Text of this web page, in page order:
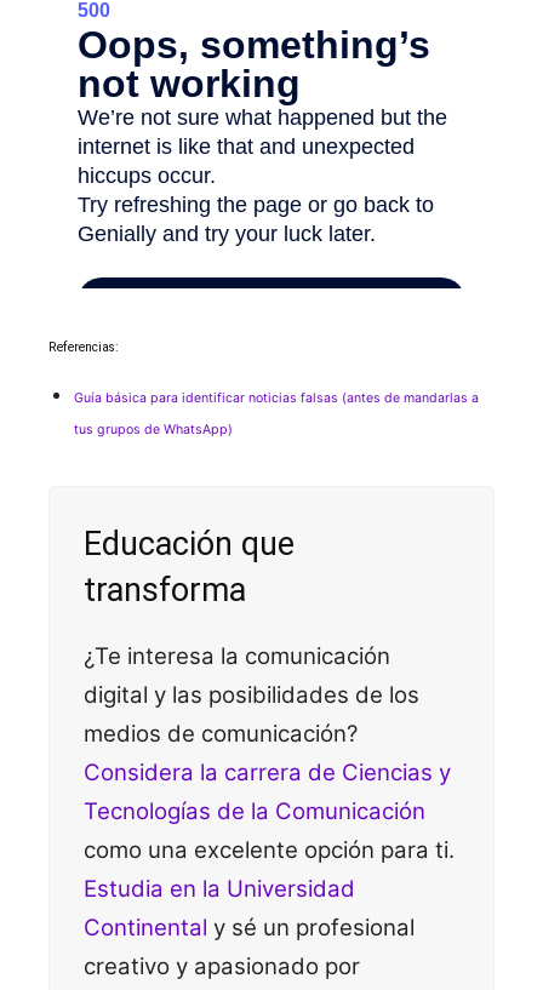
Referencias:
Guía básica para identificar noticias falsas (antes de mandarlas a
tus grupos de WhatsApp)
Educación que
transforma
¿Te interesa la comunicación
digital y las posibilidades de los
medios de comunicación?
Considera la carrera de Ciencias y
Tecnologías de la Comunicación
como una excelente opción para ti.
Estudia en la Universidad
Continental y sé un profesional
creativo y apasionado por